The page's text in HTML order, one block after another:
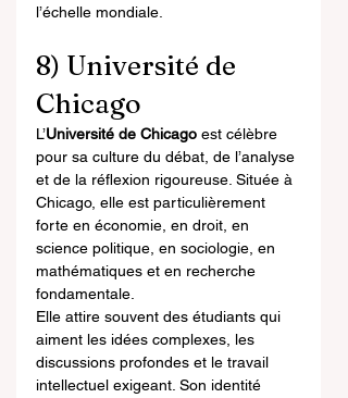
l’échelle mondiale.
8) Université de
Chicago
L’Université de Chicago est célèbre
pour sa culture du débat, de l’analyse
et de la réflexion rigoureuse. Située à
Chicago, elle est particulièrement
forte en économie, en droit, en
science politique, en sociologie, en
mathématiques et en recherche
fondamentale.
Elle attire souvent des étudiants qui
aiment les idées complexes, les
discussions profondes et le travail
intellectuel exigeant. Son identité